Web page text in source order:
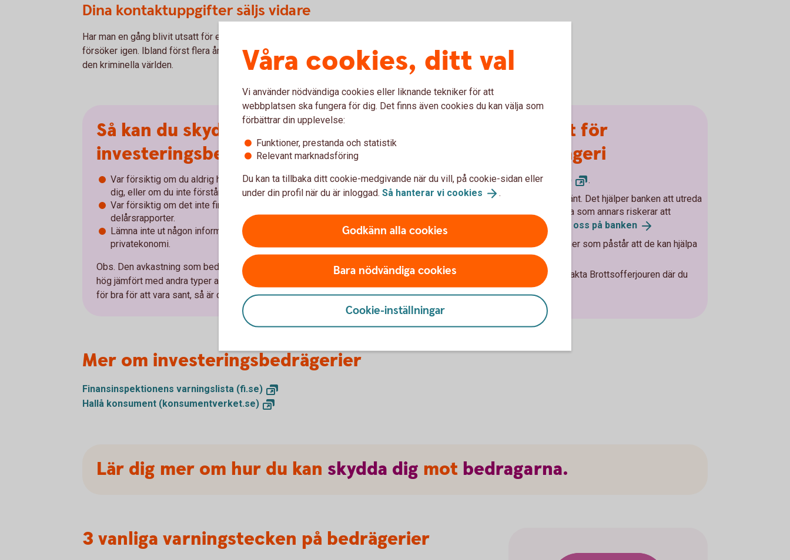
Dina kontaktuppgifter säljs vidare
Har man en gång blivit utsatt för ett investeringsbedrägeri är risken stor att bedragarna
försöker igen. Ibland först flera år senare. Dina kontaktuppgifter säljs ofta vidare inom
den kriminella världen.
Så kan du skydda dig mot
investeringsbedrägeri
Var försiktig om du aldrig hört talas om företaget som kontaktar
dig, eller om du inte förstår investeringen som de erbjuder dig.
Var försiktig om det inte finns några årsbokslut och
delårsrapporter.
Lämna inte ut någon information om dig själv eller din
privatekonomi.
Obs. Den avkastning som bedragarna erbjuder är vanligtvis väldig
hög jämfört med andra typer av placeringar. Om ett erbjudande låter
för bra för att vara sant, så är det tyvärr oftast det.
Mer om investeringsbedrägerier
Finansinspektionens varningslista (fi.se)
Hallå konsument (konsumentverket.se)
Om du blivit utsatt för
investeringsbedrägeri
Gör en polisanmälan(polisen.se)
.
Ring banken, berätta vad som har hänt. Det hjälper banken att utreda
vad som hänt, vilket kan hjälpa andra som annars riskerar att
drabbas på liknande sätt.
Kontakta oss på banken
Avbryt all kontakt, även med personer som påstår att de kan hjälpa
dig att få tillbaka pengarna.
Ta hjälp av din omgivning, eller kontakta Brottsofferjouren där du
bor.Brottsofferjouren.se
Lär dig mer om hur du kan skydda dig mot bedragarna.
3 vanliga varningstecken på bedrägerier
Våra cookies, ditt val
Vi använder nödvändiga cookies eller liknande tekniker för att
webbplatsen ska fungera för dig. Det finns även cookies du kan välja som
förbättrar din upplevelse:
Funktioner, prestanda och statistik
Relevant marknadsföring
Du kan ta tillbaka ditt cookie-medgivande när du vill, på cookie-sidan eller
under din profil när du är inloggad. Så hanterar vi cookies .
Godkänn alla cookies
Bara nödvändiga cookies
Cookie-inställningar